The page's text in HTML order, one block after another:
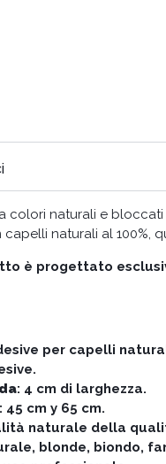
colori naturali e
naturali al 100%,
è progettato
per capelli
: 4 cm di larghezza.
: 45 cm y 65 cm.
naturale della
blonde, biondo,